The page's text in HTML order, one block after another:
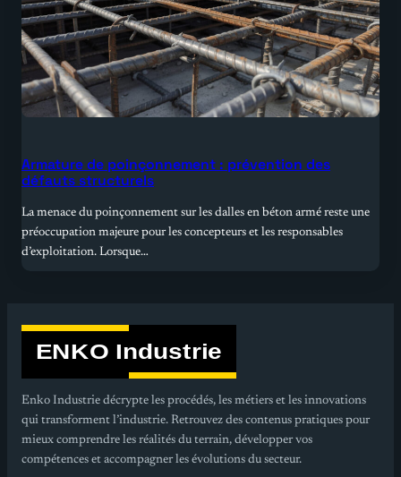
Armature de poinçonnement : prévention des
défauts structurels
La menace du poinçonnement sur les dalles en béton armé reste une
préoccupation majeure pour les concepteurs et les responsables
d’exploitation. Lorsque…
Enko Industrie décrypte les procédés, les métiers et les innovations
qui transforment l’industrie. Retrouvez des contenus pratiques pour
mieux comprendre les réalités du terrain, développer vos
compétences et accompagner les évolutions du secteur.